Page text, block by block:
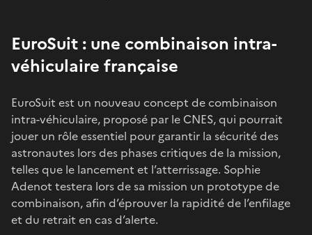
EuroSuit : une combinaison intra-
véhiculaire française
EuroSuit est un nouveau concept de combinaison
intra-véhiculaire, proposé par le CNES, qui pourrait
jouer un rôle essentiel pour garantir la sécurité des
astronautes lors des phases critiques de la mission,
telles que le lancement et l’atterrissage. Sophie
Adenot testera lors de sa mission un prototype de
combinaison, afin d’éprouver la rapidité de l’enfilage
et du retrait en cas d’alerte.